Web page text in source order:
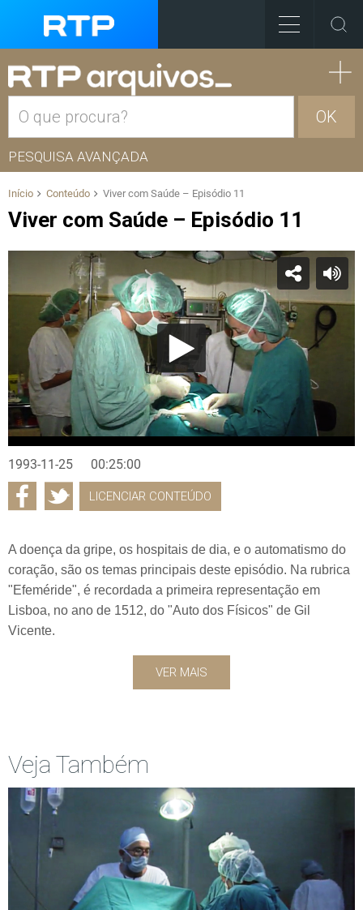
OK
PESQUISA AVANÇADA
Início Conteúdo Viver com Saúde – Episódio 11
Viver com Saúde – Episódio 11
1993-11-25 00:25:00
LICENCIAR CONTEÚDO
A doença da gripe, os hospitais de dia, e o automatismo do
coração, são os temas principais deste episódio. Na rubrica
"Efeméride", é recordada a primeira representação em
Lisboa, no ano de 1512, do "Auto dos Físicos" de Gil
Vicente.
VER MAIS
Veja Também